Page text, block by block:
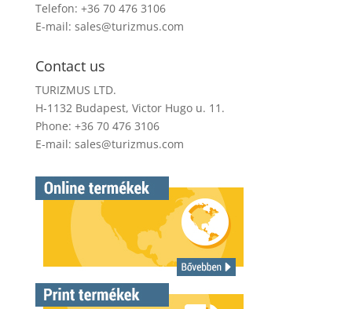
Telefon: +36 70 476 3106
E-mail: sales@turizmus.com
Contact us
TURIZMUS LTD.
H-1132 Budapest, Victor Hugo u. 11.
Phone: +36 70 476 3106
E-mail: sales@turizmus.com